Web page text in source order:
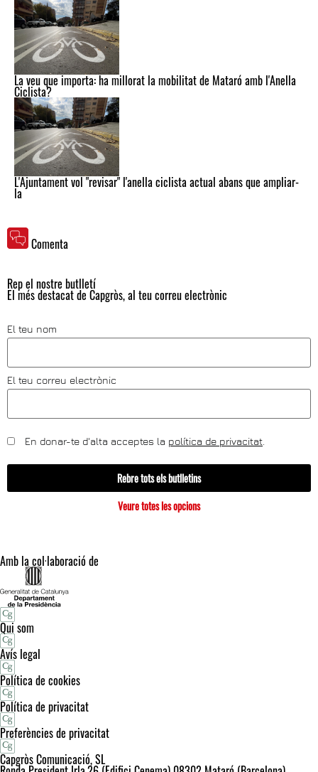
La veu que importa: ha millorat la mobilitat de Mataró amb l'Anella
Ciclista?
L'Ajuntament vol "revisar" l'anella ciclista actual abans que ampliar-
la
Comenta
Rep el nostre butlletí
El més destacat de Capgròs, al teu correu electrònic
El teu nom
El teu correu electrònic
En donar-te d'alta acceptes la política de privacitat
Rebre tots els butlletins
Veure totes les opcions
Amb la col·laboració de
Qui som
Avís legal
Política de cookies
Política de privacitat
Preferències de privacitat
Capgròs Comunicació, SL